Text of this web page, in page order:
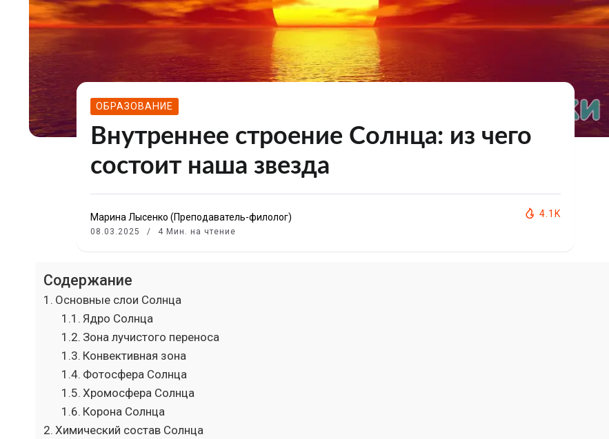
ОБРАЗОВАНИЕ
Внутреннее строение Солнца: из чего
состоит наша звезда
Марина Лысенко (Преподаватель-филолог)
08.03.2025 4 Мин. на чтение
4.1K
Содержание
Основные слои Солнца
Ядро Солнца
Зона лучистого переноса
Конвективная зона
Фотосфера Солнца
Хромосфера Солнца
Корона Солнца
Химический состав Солнца